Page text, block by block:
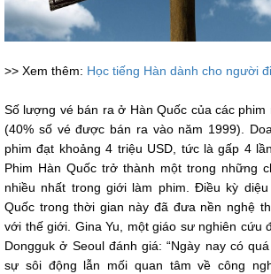
>> Xem thêm: Học tiếng Hàn dành cho người
Số lượng vé bán ra ở Hàn Quốc của các phim
(40% số vé được bán ra vào năm 1999).
phim đạt khoảng 4 triệu USD, tức là gấp 4
Phim Hàn Quốc trở thành một trong những
nhiều nhất trong giới làm phim. Điều kỳ
Quốc trong thời gian này đã đưa nền nghệ
với thế giới. Gina Yu, một giáo sư nghiên cứu
Dongguk ở Seoul đánh giá: “Ngày nay có
sự sôi động lẫn mối quan tâm về công